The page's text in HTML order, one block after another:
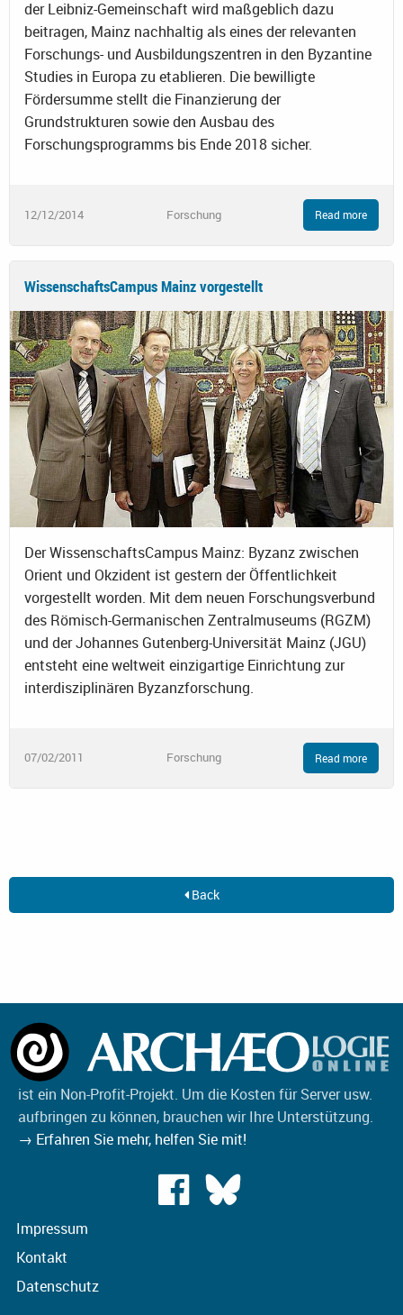
der Leibniz-Gemeinschaft wird maßgeblich dazu
beitragen, Mainz nachhaltig als eines der relevanten
Forschungs- und Ausbildungszentren in den Byzantine
Studies in Europa zu etablieren. Die bewilligte
Fördersumme stellt die Finanzierung der
Grundstrukturen sowie den Ausbau des
Forschungsprogramms bis Ende 2018 sicher.
12/12/2014 Forschung Read more
WissenschaftsCampus Mainz vorgestellt
Der WissenschaftsCampus Mainz: Byzanz zwischen
Orient und Okzident ist gestern der Öffentlichkeit
vorgestellt worden. Mit dem neuen Forschungsverbund
des Römisch-Germanischen Zentralmuseums (RGZM)
und der Johannes Gutenberg-Universität Mainz (JGU)
entsteht eine weltweit einzigartige Einrichtung zur
interdisziplinären Byzanzforschung.
07/02/2011 Forschung Read more
Back
ist ein Non-Profit-Projekt. Um die Kosten für Server usw.
aufbringen zu können, brauchen wir Ihre Unterstützung.
→ Erfahren Sie mehr, helfen Sie mit!
Impressum
Kontakt
Datenschutz